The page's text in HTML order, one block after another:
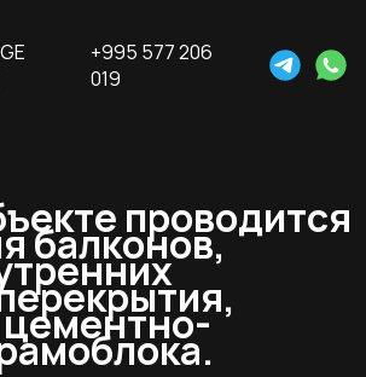
GE
+995 577 206
019
проводится
балконов,
цементно-